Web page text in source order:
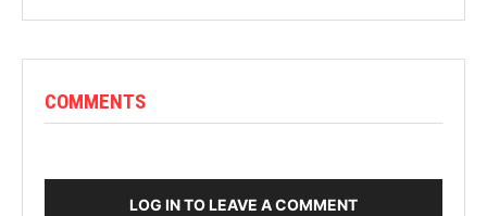
COMMENTS
LOG IN TO LEAVE A COMMENT